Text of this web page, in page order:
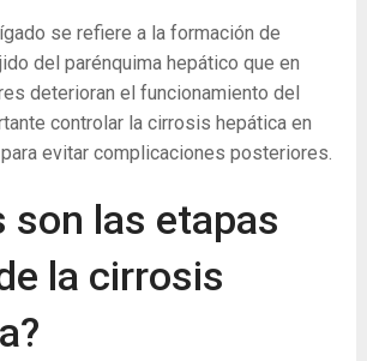
se refiere a la formación de
del parénquima hepático que en
deterioran el funcionamiento del
controlar la cirrosis hepática en
evitar complicaciones posteriores.
son las etapas
la cirrosis